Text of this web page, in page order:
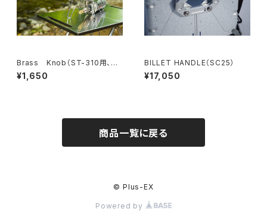
Brass Knob（ST-310用、ST
-340用）
¥1,650
BILLET HANDLE（SC25）
¥17,050
商品一覧に戻る
© Plus-EX
Powered by